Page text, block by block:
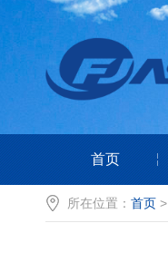
首页
所在位置： 首页 >